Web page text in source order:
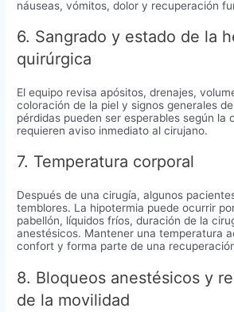
náuseas, vómitos, dolor y recuperación
6. Sangrado y estado de la
quirúrgica
El equipo revisa apósitos, drenajes,
coloración de la piel y signos generales
pérdidas pueden ser esperables según la
requieren aviso inmediato al cirujano.
7. Temperatura corporal
Después de una cirugía, algunos
temblores. La hipotermia puede ocurrir
pabellón, líquidos fríos, duración de la
anestésicos. Mantener una temperatura
confort y forma parte de una
8. Bloqueos anestésicos y
de la movilidad